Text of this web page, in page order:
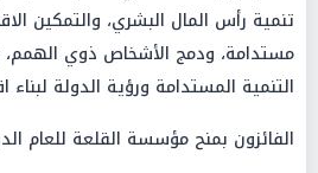
تنمية رأس المال البشري، والتمكين
مستدامة، ودمج الأشخاص ذوي الهمم،
التنمية المستدامة ورؤية الدولة
الفائزون بمنح مؤسسة القلعة للعام الدراسي